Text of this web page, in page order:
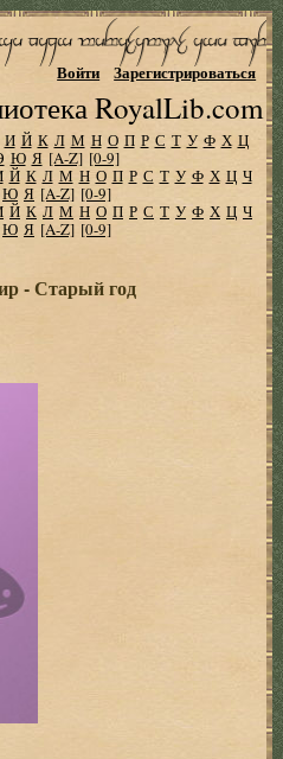
RoyalLib.com
Войти Зарегистрироваться
И Й К Л М Н О П Р С Т У Ф Х Ц
Ю Я [A-Z] [0-9]
Й К Л М Н О П Р С Т У Ф Х Ц Ч
Ю Я [A-Z] [0-9]
Й К Л М Н О П Р С Т У Ф Х Ц Ч
Ю Я [A-Z] [0-9]
- Старый год